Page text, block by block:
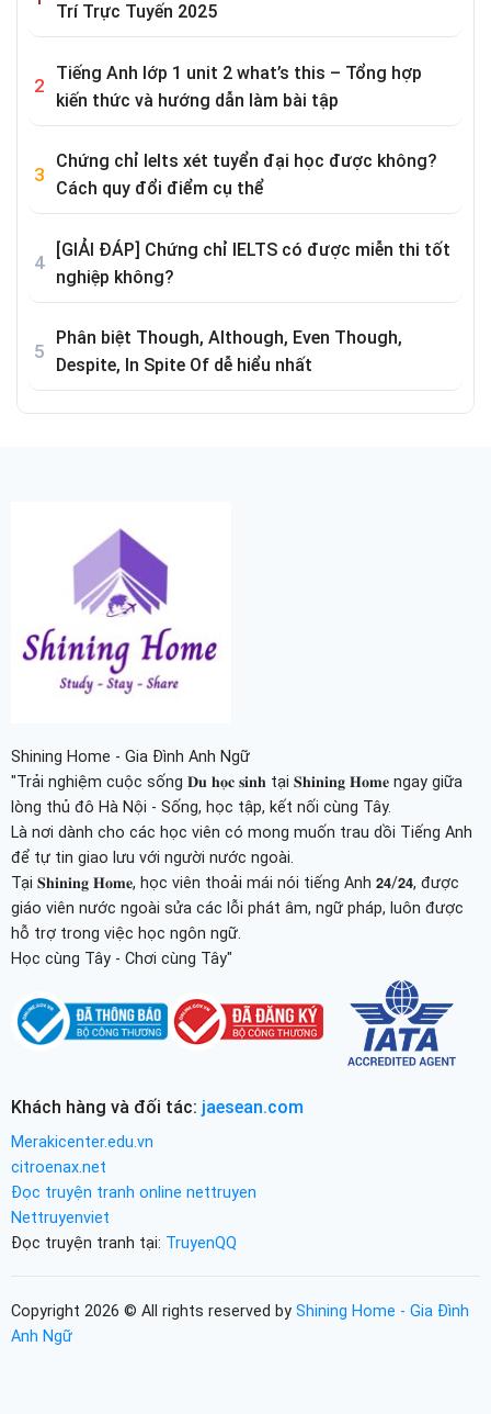
Trí Trực Tuyến 2025
Tiếng Anh lớp 1 unit 2 what’s this – Tổng hợp
kiến thức và hướng dẫn làm bài tập
Chứng chỉ Ielts xét tuyển đại học được không?
Cách quy đổi điểm cụ thể
[GIẢI ĐÁP] Chứng chỉ IELTS có được miễn thi tốt
nghiệp không?
Phân biệt Though, Although, Even Though,
Despite, In Spite Of dễ hiểu nhất
Shining Home - Gia Đình Anh Ngữ
"Trải nghiệm cuộc sống 𝐃𝐮 𝐡𝐨̣𝐜 𝐬𝐢𝐧𝐡 tại 𝐒𝐡𝐢𝐧𝐢𝐧𝐠 𝐇𝐨𝐦𝐞 ngay giữa
lòng thủ đô Hà Nội - Sống, học tập, kết nối cùng Tây.
Là nơi dành cho các học viên có mong muốn trau dồi Tiếng Anh
để tự tin giao lưu với người nước ngoài.
Tại 𝐒𝐡𝐢𝐧𝐢𝐧𝐠 𝐇𝐨𝐦𝐞, học viên thoải mái nói tiếng Anh 𝟮𝟰/𝟮𝟰, được
giáo viên nước ngoài sửa các lỗi phát âm, ngữ pháp, luôn được
hỗ trợ trong việc học ngôn ngữ.
Học cùng Tây - Chơi cùng Tây"
Khách hàng và đối tác: jaesean.com
Merakicenter.edu.vn
citroenax.net
Đọc truyện tranh online nettruyen
Nettruyenviet
Đọc truyện tranh tại: TruyenQQ
Copyright 2026 © All rights reserved by Shining Home - Gia Đình
Anh Ngữ